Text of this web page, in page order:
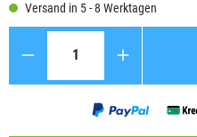
Versand in 5 - 8 Werktagen